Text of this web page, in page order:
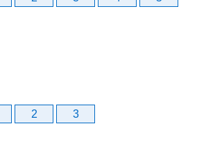
2 3